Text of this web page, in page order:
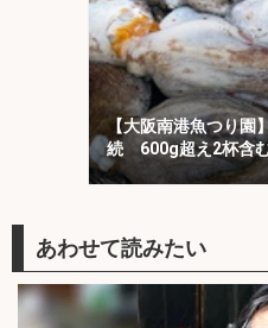
【大阪南港魚つり園
続 600g超え2杯含